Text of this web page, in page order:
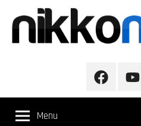
contenu
NikkoMania
Véhicules
Facebook
Menu